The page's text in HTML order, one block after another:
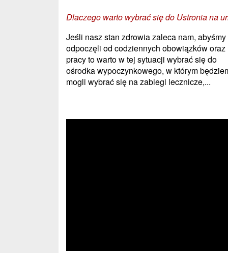
Dlaczego warto wybrać się do Ustronia na
Jeśli nasz stan zdrowia zaleca nam, abyśmy
odpoczęli od codziennych obowiązków oraz
pracy to warto w tej sytuacji wybrać się do
ośrodka wypoczynkowego, w którym
mogli wybrać się na zabiegi lecznicze,...